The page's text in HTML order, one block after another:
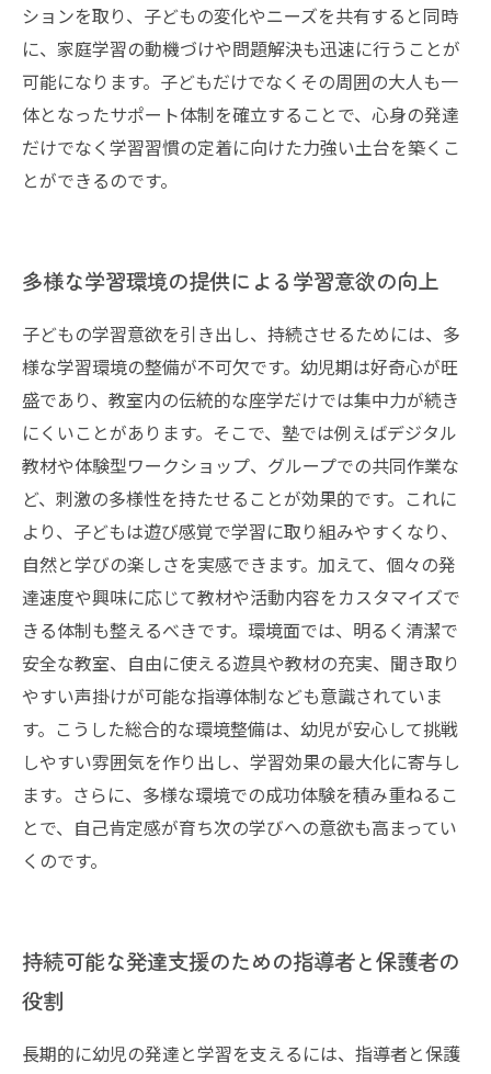
ションを取り、子どもの変化やニーズを共有すると同時
に、家庭学習の動機づけや問題解決も迅速に行うことが
可能になります。子どもだけでなくその周囲の大人も一
体となったサポート体制を確立することで、心身の発達
だけでなく学習習慣の定着に向けた力強い土台を築くこ
とができるのです。
多様な学習環境の提供による学習意欲の向上
子どもの学習意欲を引き出し、持続させるためには、多
様な学習環境の整備が不可欠です。幼児期は好奇心が旺
盛であり、教室内の伝統的な座学だけでは集中力が続き
にくいことがあります。そこで、塾では例えばデジタル
教材や体験型ワークショップ、グループでの共同作業な
ど、刺激の多様性を持たせることが効果的です。これに
より、子どもは遊び感覚で学習に取り組みやすくなり、
自然と学びの楽しさを実感できます。加えて、個々の発
達速度や興味に応じて教材や活動内容をカスタマイズで
きる体制も整えるべきです。環境面では、明るく清潔で
安全な教室、自由に使える遊具や教材の充実、聞き取り
やすい声掛けが可能な指導体制なども意識されていま
す。こうした総合的な環境整備は、幼児が安心して挑戦
しやすい雰囲気を作り出し、学習効果の最大化に寄与し
ます。さらに、多様な環境での成功体験を積み重ねるこ
とで、自己肯定感が育ち次の学びへの意欲も高まってい
くのです。
持続可能な発達支援のための指導者と保護者の
役割
長期的に幼児の発達と学習を支えるには、指導者と保護